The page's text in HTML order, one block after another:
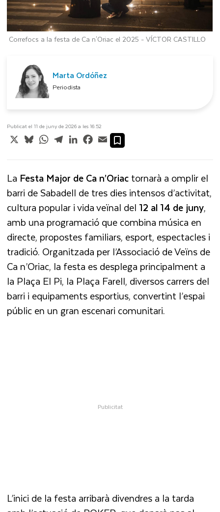
Correfocs a la festa de Ca n'Oriac el 2025 -VÍCTOR CASTILLO
Marta Ordóñez
Periodista
Publicat el 11 de juny de 2026 a les 16:52
X BlueskyWhatsApp
TelegramLinkedInFacebook
Email
La Festa Major de Ca n’Oriactornarà a omplir el
barri de Sabadell de tres dies intensos d’activitat,
cultura popular i vida veïnal del 12 al 14 de juny,
amb una programació que combina música en
directe, propostes familiars, esport, espectacles i
tradició. Organitzada per l’Associació de Veïns de
Ca n’Oriac, la festa es desplega principalment a
la Plaça El Pi, la Plaça Farell, diversos carrers del
barri i equipaments esportius, convertint l’espai
públic en un gran escenari comunitari.
L’inici de la festa arribarà divendres a la tarda